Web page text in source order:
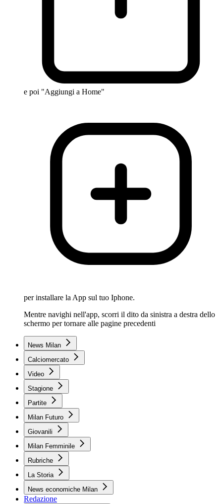
e poi "Aggiungi a Home"
per installare la App sul tuo Iphone.
Mentre navighi nell'app, scorri il dito da sinistra a destra dello
schermo per tornare alle pagine precedenti
News Milan
Calciomercato
Video
Stagione
Partite
Milan Futuro
Giovanili
Milan Femminile
Rubriche
La Storia
News economiche Milan
Redazione